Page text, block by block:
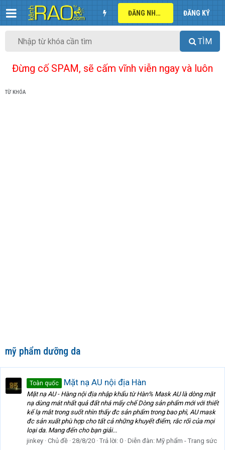
ĐĂNG NHẬP ĐĂNG KÝ
TÌM
Đừng cố SPAM, sẽ cấm vĩnh viễn ngay và luôn
TỪ KHÓA
mỹ phẩm dưỡng da
Toàn quốc Mặt nạ AU nội địa Hàn
Mặt nạ AU - Hàng nội địa nhập khẩu từ Hàn% Mask AU là dòng mặt
nạ dùng mát nhất quả đất nhá mấy chế Dòng sản phẩm mới với thiết
kế lạ mắt trong suốt nhìn thấy đc sản phẩm trong bao phì, AU mask
đc sản xuất phù hợp cho tất cả những khuyết điểm, rắc rối của mọi
loại da. Mang đến cho bạn giải...
jinkey Chủ đề 28/8/20 Trả lời: 0 Diễn đàn: Mỹ phẩm - Trang sức